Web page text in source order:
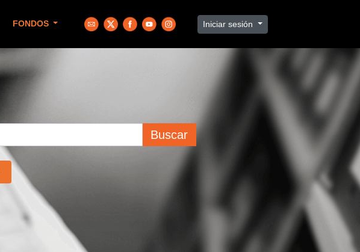
FONDOS Iniciar sesión
Buscar